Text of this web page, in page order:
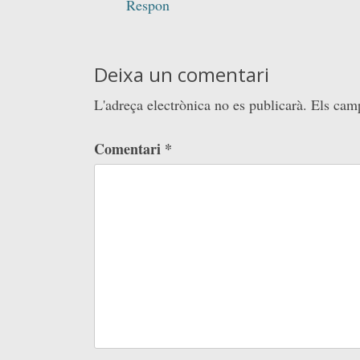
Respon
Deixa un comentari
L'adreça electrònica no es publicarà. Els
Comentari *